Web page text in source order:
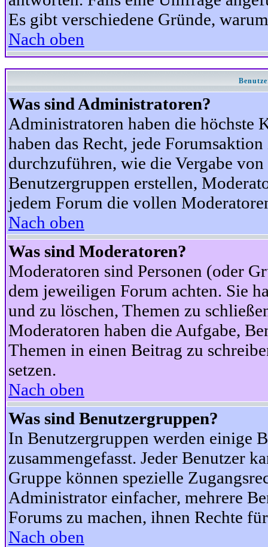
Es gibt verschiedene Gründe,
Nach oben
Was sind Administratoren?
Administratoren haben die höchste
haben das Recht, jede
durchzuführen, wie die Vergabe
Benutzergruppen erstellen,
jedem Forum die vollen
Nach oben
Was sind Moderatoren?
Moderatoren sind Personen (oder
dem jeweiligen Forum achten. Sie
und zu löschen, Themen zu
Moderatoren haben die Aufgabe,
Themen in einen Beitrag zu
setzen.
Nach oben
Was sind Benutzergruppen?
In Benutzergruppen werden einige
zusammengefasst. Jeder Benutzer
Gruppe können spezielle
Administrator einfacher, mehrere
Forums zu machen, ihnen Rechte
Nach oben